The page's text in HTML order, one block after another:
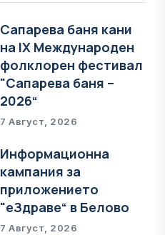
Сапарева баня кани
на IX Международен
фолклорен фестивал
"Сапарева баня –
2026“
7 Август, 2026
Информационна
кампания за
приложението
"еЗдраве“ в Белово
7 Август, 2026